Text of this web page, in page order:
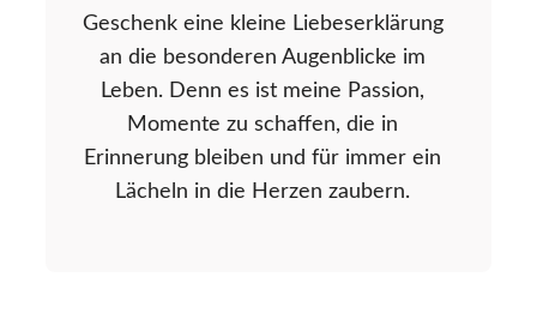
Geschenk eine kleine Liebeserklärung
an die besonderen Augenblicke im
Leben. Denn es ist meine Passion,
Momente zu schaffen, die in
Erinnerung bleiben und für immer ein
Lächeln in die Herzen zaubern.